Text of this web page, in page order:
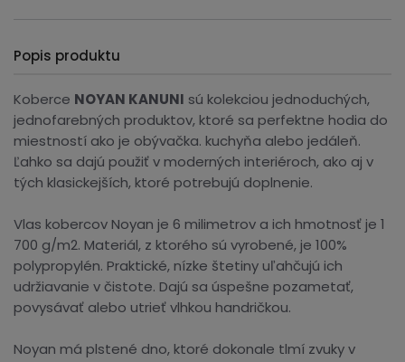
Popis produktu
Koberce NOYAN KANUNI sú kolekciou jednoduchých,
jednofarebných produktov, ktoré sa perfektne hodia do
miestností ako je obývačka. kuchyňa alebo jedáleň.
Ľahko sa dajú použiť v moderných interiéroch, ako aj v
tých klasickejších, ktoré potrebujú doplnenie.
Vlas kobercov Noyan je 6 milimetrov a ich hmotnosť je 1
700 g/m2. Materiál, z ktorého sú vyrobené, je 100%
polypropylén. Praktické, nízke štetiny uľahčujú ich
udržiavanie v čistote. Dajú sa úspešne pozametať,
povysávať alebo utrieť vlhkou handričkou.
Noyan má plstené dno, ktoré dokonale tlmí zvuky v